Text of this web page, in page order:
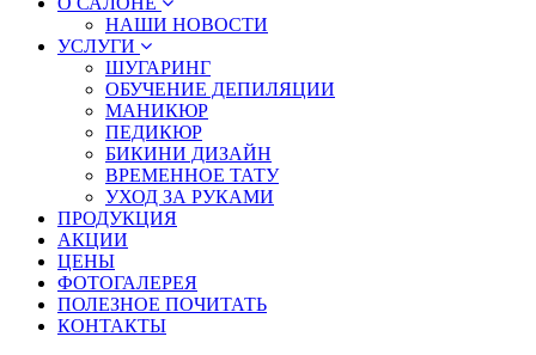
НАШИ НОВОСТИ
УСЛУГИ
ШУГАРИНГ
ОБУЧЕНИЕ ДЕПИЛЯЦИИ
МАНИКЮР
ПЕДИКЮР
БИКИНИ ДИЗАЙН
ВРЕМЕННОЕ ТАТУ
УХОД ЗА РУКАМИ
ПРОДУКЦИЯ
АКЦИИ
ЦЕНЫ
ФОТОГАЛЕРЕЯ
ПОЛЕЗНОЕ ПОЧИТАТЬ
КОНТАКТЫ